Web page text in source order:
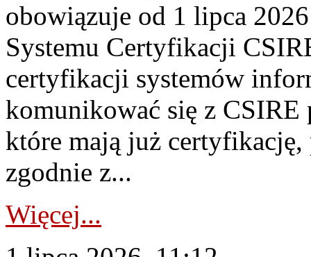
obowiązuje od 1 lipca
Systemu Certyfikacji
certyfikacji systemów
komunikować się z
które mają już
zgodnie z...
Więcej...